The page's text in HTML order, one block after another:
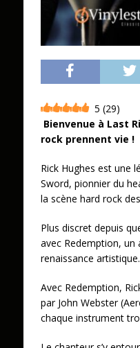
5 (29)
Bienvenue à Last
rock prennent vie !
Rick Hughes est une
Sword, pionnier du
la scène hard rock
Plus discret depuis
avec Redemption, un
renaissance artistique.
Avec Redemption,
par John Webster
chaque instrument